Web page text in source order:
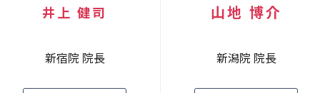
井上 健司
新宿院 院長
山地 博介
新潟院 院長